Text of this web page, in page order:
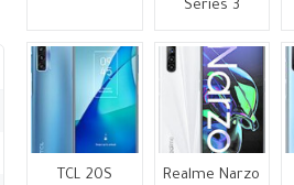
Series 3
TCL 20S Realme Narzo